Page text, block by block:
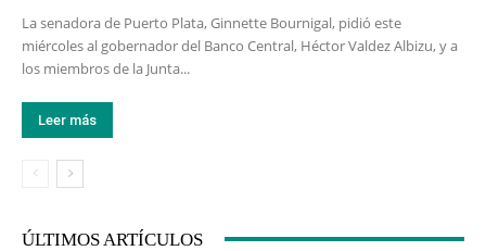
La senadora de Puerto Plata, Ginnette Bournigal, pidió este
miércoles al gobernador del Banco Central, Héctor Valdez Albizu, y a
los miembros de la Junta...
Leer más
ÚLTIMOS ARTÍCULOS